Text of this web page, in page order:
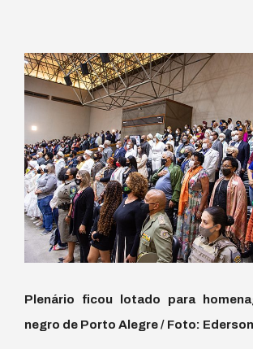
Plenário ficou lotado para
negro de Porto Alegre / Foto: